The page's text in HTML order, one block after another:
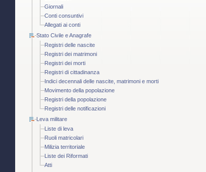
Giornali
Conti consuntivi
Allegati ai conti
Stato Civile e Anagrafe
Registri delle nascite
Registri dei matrimoni
Registri dei morti
Registri di cittadinanza
Indici decennali delle nascite, matrimoni e morti
Movimento della popolazione
Registri della popolazione
Registri delle notificazioni
Leva militare
Liste di leva
Ruoli matricolari
Milizia territoriale
Liste dei Riformati
Atti